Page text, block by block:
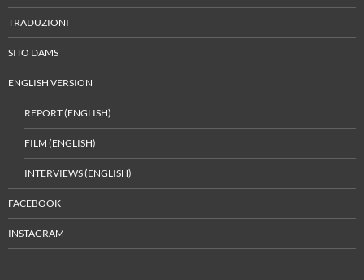
TRADUZIONI
SITO DAMS
ENGLISH VERSION
REPORT (ENGLISH)
FILM (ENGLISH)
INTERVIEWS (ENGLISH)
FACEBOOK
INSTAGRAM